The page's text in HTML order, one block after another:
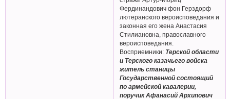
Фердинандович фон Герздорф
лютеранского вероисповедания и
законная его жена Анастасия
Стилиановна, православного
вероисповедания.
Восприемники: Терской области
и Терского казачьего войска
житель станицы
Государственной состоящий
по армейской кавалерии,
поручик Афанасий Архипович